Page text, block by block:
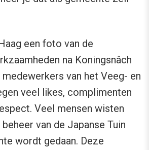
een foto van de
na Koningsnâch
medewerkers van het Veeg- en
veel likes, complimenten
Veel mensen wisten
van de Japanse Tuin
wordt gedaan. Deze